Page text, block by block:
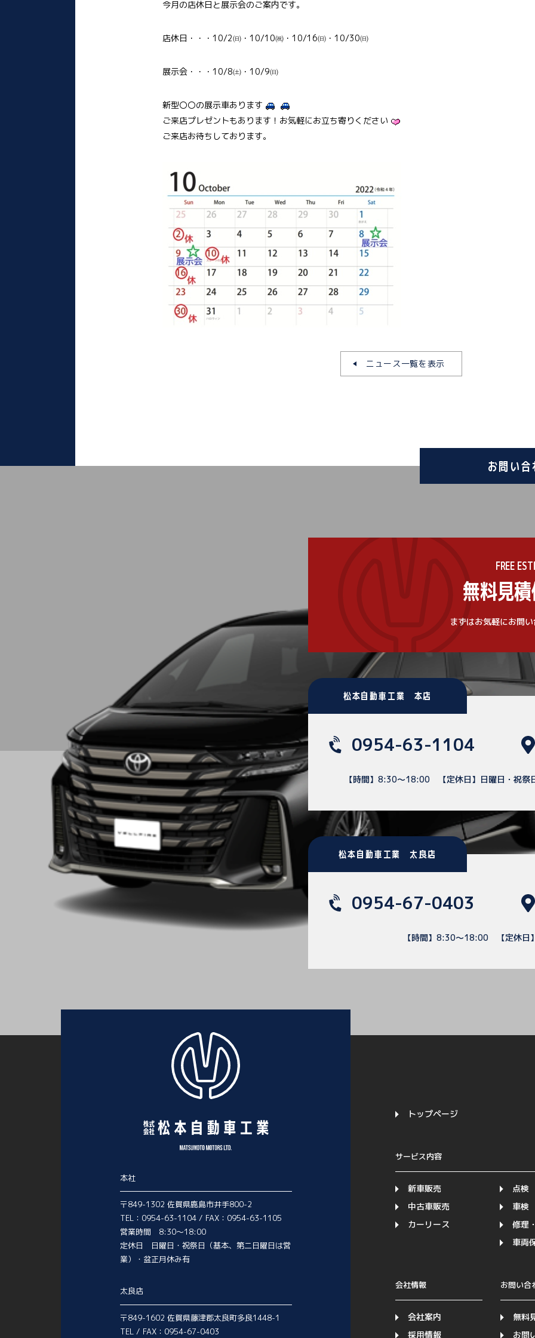
今月の店休日と展示会のご案内です。
店休日・・・10/2㈰・10/10㈷・10/16㈰・10/30㈰
展示会・・・10/8㈯・10/9㈰
新型〇〇の展示車あります
ご来店プレゼントもあります！お気軽にお立ち寄りください
ご来店お待ちしております。
ニュース一覧を表示
お問い
FREE
無料見
まずはお気軽にお問
松本自動車工業 本店
0954-63-1104
【時間】8:30～18:00 【定休日】日曜日・祝
松本自動車工業 太良店
0954-67-0403
【時間】8:30～18:00 【定休
本社
〒849-1302 佐賀県鹿島市井手800-2
TEL：0954-63-1104 / FAX：0954-63-1105
営業時間 8:30～18:00
定休日 日曜日・祝祭日（基本、第二日曜日は営
業）・盆正月休み有
太良店
〒849-1602 佐賀県藤津郡太良町多良1448-1
TEL / FAX：0954-67-0403
トップページ
サービス内容
新車販売
中古車販売
カーリース
点検
車検
修理
車両
会社情報
会社案内
採用情報
お問い合
無料
お問